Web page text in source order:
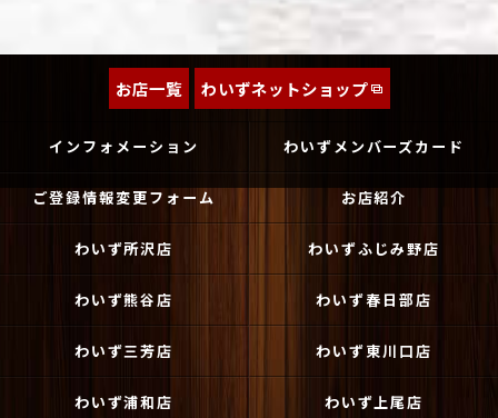
お店一覧 わいずネットショップ
インフォメーション わいずメンバーズカード
ご登録情報変更フォーム お店紹介
わいず所沢店 わいずふじみ野店
わいず熊谷店 わいず春日部店
わいず三芳店 わいず東川口店
わいず浦和店 わいず上尾店